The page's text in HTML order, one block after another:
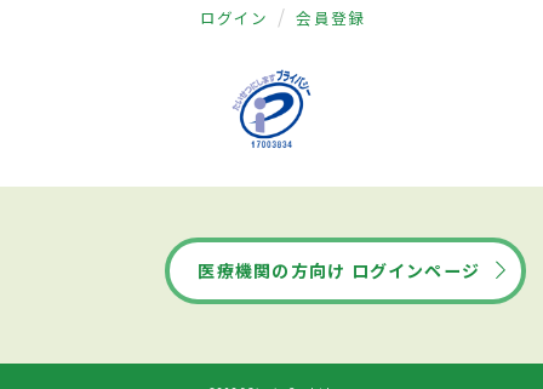
ログイン 会員登録
医療機関の方向け ログインページ